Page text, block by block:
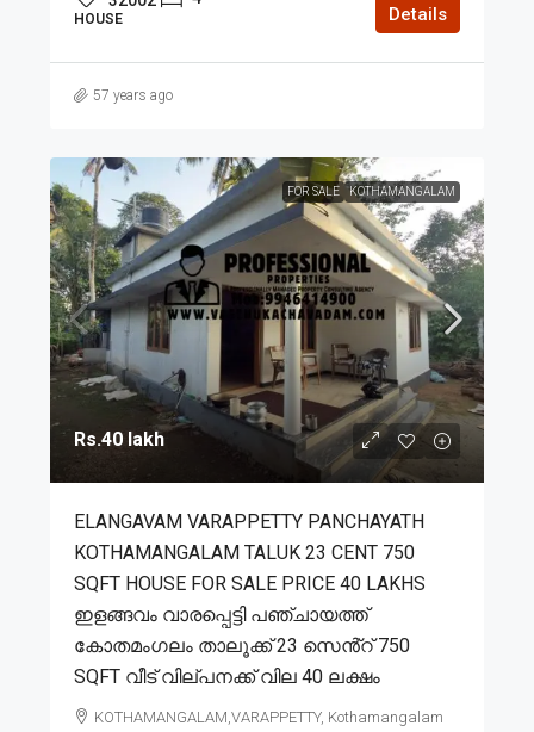
HOUSE Details
57 years ago
FOR SALE KOTHAMANGALAM
Rs.40 lakh
ELANGAVAM VARAPPETTY PANCHAYATH
KOTHAMANGALAM TALUK 23 CENT 750
SQFT HOUSE FOR SALE PRICE 40 LAKHS
ഇളങ്ങവം വാരപ്പെട്ടി പഞ്ചായത്ത്
കോതമംഗലം താലൂക്ക് 23 സെൻ്റ് 750
SQFT വീട് വില്പനക്ക് വില 40 ലക്ഷം
KOTHAMANGALAM,VARAPPETTY, Kothamangalam